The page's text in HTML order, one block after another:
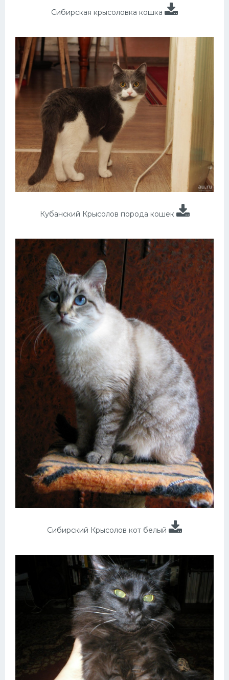
Сибирская крысоловка кошка
Кубанский Крысолов порода кошек
Сибирский Крысолов кот белый